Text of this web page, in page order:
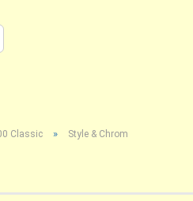
Passwort
Classic » Style & Chrom